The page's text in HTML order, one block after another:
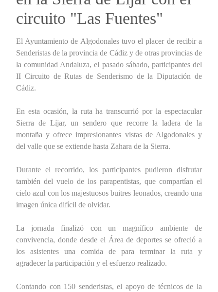
circuito "Las Fuentes"
El Ayuntamiento de Algodonales tuvo el placer de recibir a
Senderistas de la provincia de Cádiz y de otras provincias de
la comunidad Andaluza, el pasado sábado, participantes del
II Circuito de Rutas de Senderismo de la Diputación de
Cádiz.
En esta ocasión, la ruta ha transcurrió por la espectacular
Sierra de Líjar, un sendero que recorre la ladera de la
montaña y ofrece impresionantes vistas de Algodonales y
del valle que se extiende hasta Zahara de la Sierra.
Durante el recorrido, los participantes pudieron disfrutar
también del vuelo de los parapentistas, que compartían el
cielo azul con los majestuosos buitres leonados, creando una
imagen única difícil de olvidar.
La jornada finalizó con un magnífico ambiente de
convivencia, donde desde el Área de deportes se ofreció a
los asistentes una comida de para terminar la ruta y
agradecer la participación y el esfuerzo realizado.
Contando con 150 senderistas, el apoyo de técnicos de la